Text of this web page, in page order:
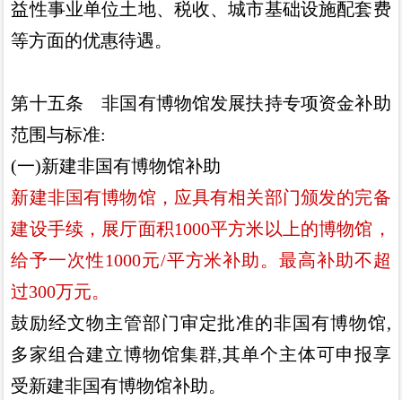
益性事业单位土地、 税收、城市基础设施配套费
等方面的优惠待遇。
第十五条非国有博物馆发展扶持专项资金补助
范围与标准:
(一)新建非国有博物馆补助
新建非国有博物馆 ， 应具有相关部门颁发的完备
建设手续 ， 展厅面积1000平方米以上的博物馆 ，
给予一次性1000元/平方米补助。最高补助不超
过300万元。
鼓励经文物主管部门审定批准的非国有博物馆,
多家组合建立博物馆集群,其单个主体可申报享
受新建非国有博物馆补助。